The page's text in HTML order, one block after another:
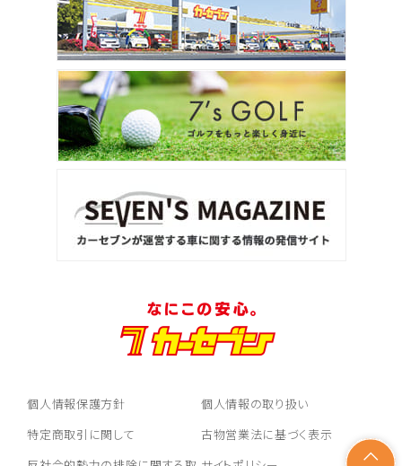
個人情報保護方針
個人情報の取り扱い
特定商取引に関して
古物営業法に基づく表示